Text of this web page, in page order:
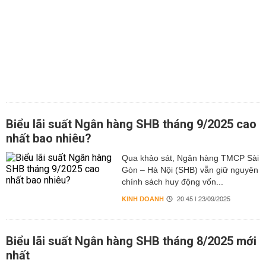
Biểu lãi suất Ngân hàng SHB tháng 9/2025 cao
nhất bao nhiêu?
Qua khảo sát, Ngân hàng TMCP Sài
Gòn – Hà Nội (SHB) vẫn giữ nguyên
chính sách huy động vốn...
KINH DOANH 20:45 | 23/09/2025
Biểu lãi suất Ngân hàng SHB tháng 8/2025 mới
nhất